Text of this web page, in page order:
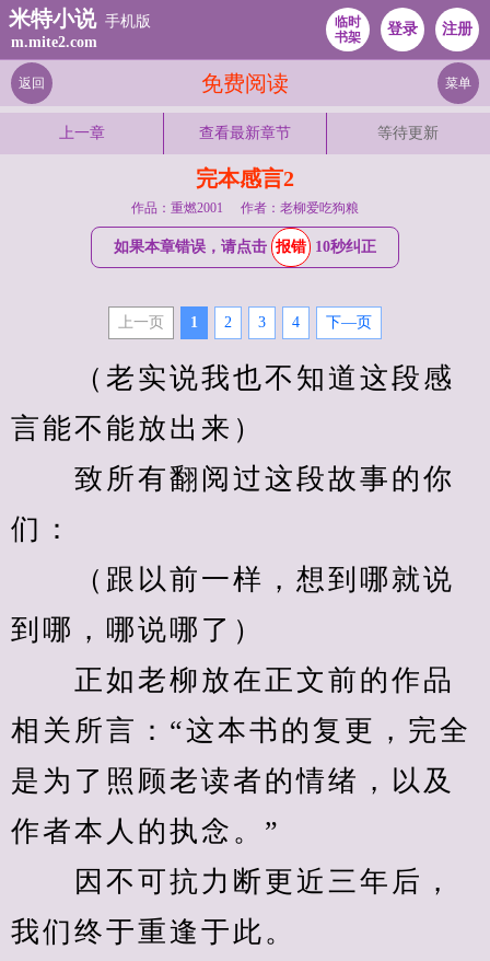
米特小说 手机版
m.mite2.com
临时
书架
登录 注册
免费阅读
返回 菜单
上一章 查看最新章节 等待更新
完本感言2
作品：重燃2001 作者：老柳爱吃狗粮
如果本章错误，请点击 报错 10秒纠正
上一页 1 2 3 4 下—页
（老实说我也不知道这段感
言能不能放出来）
致所有翻阅过这段故事的你
们：
（跟以前一样，想到哪就说
到哪，哪说哪了）
正如老柳放在正文前的作品
相关所言：“这本书的复更，完全
是为了照顾老读者的情绪，以及
作者本人的执念。”
因不可抗力断更近三年后，
我们终于重逢于此。